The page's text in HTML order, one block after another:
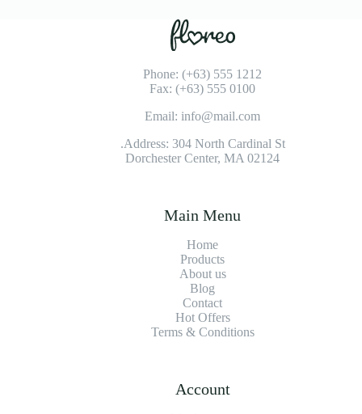
Phone: (+63) 555 1212
Fax: (+63) 555 0100
Email: info@mail.com
Address: 304 North Cardinal St.
Dorchester Center, MA 02124
Main Menu
Home
Products
About us
Blog
Contact
Hot Offers
Terms & Conditions
Account